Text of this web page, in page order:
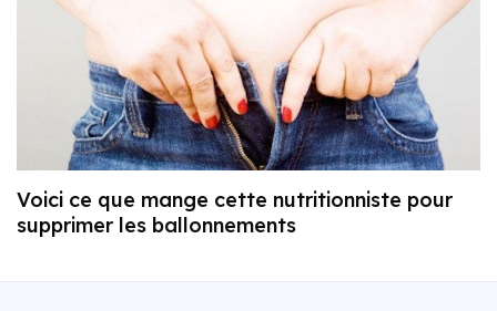
Voici ce que mange cette nutritionniste pour
supprimer les ballonnements